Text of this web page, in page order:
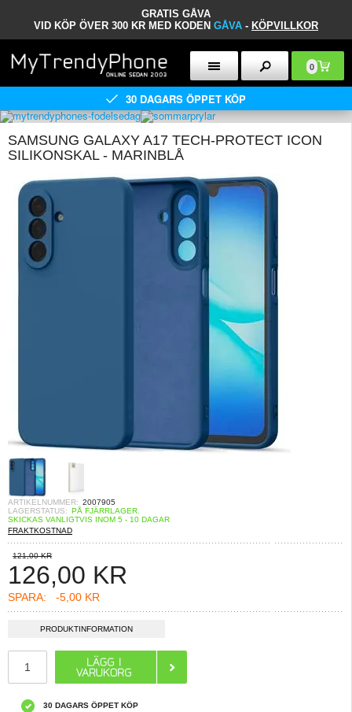
GRATIS GÅVA
VID KÖP ÖVER 300 KR MED KODEN GÅVA - KÖPVILLKOR
0
30 DAGARS ÖPPET KÖP
SAMSUNG GALAXY A17 TECH-PROTECT ICON
SILIKONSKAL - MARINBLÅ
ARTIKELNUMMER: 2007905
LAGERSTATUS: PÅ FJÄRRLAGER.
SKICKAS VANLIGTVIS INOM 5 - 10 DAGAR
FRAKTKOSTNAD
121,00 KR
126,00 KR
SPARA: -5,00 KR
PRODUKTINFORMATION
30 DAGARS ÖPPET KÖP